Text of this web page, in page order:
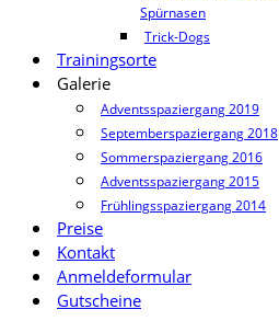
Spürnasen
Trick-Dogs
Trainingsorte
Galerie
Adventsspaziergang 2019
Septemberspaziergang 2018
Sommerspaziergang 2016
Adventsspaziergang 2015
Frühlingsspaziergang 2014
Preise
Kontakt
Anmeldeformular
Gutscheine